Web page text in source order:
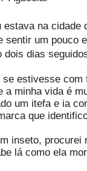
na cidade
sentir um pouco
dois dias
estivesse com
a minha vida é
um itefa e ia
que
inseto, procurei
lá como ela